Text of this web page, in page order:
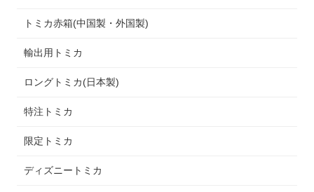
トミカ赤箱(中国製・外国製)
輸出用トミカ
ロングトミカ(日本製)
特注トミカ
限定トミカ
ディズニートミカ